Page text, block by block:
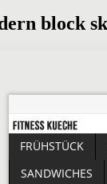
FRÜHSTÜCK
SANDWICHES